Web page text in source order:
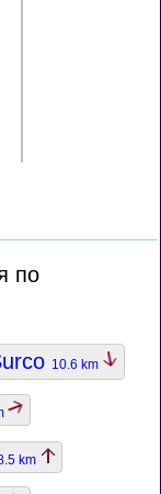
по
10.6 km
km